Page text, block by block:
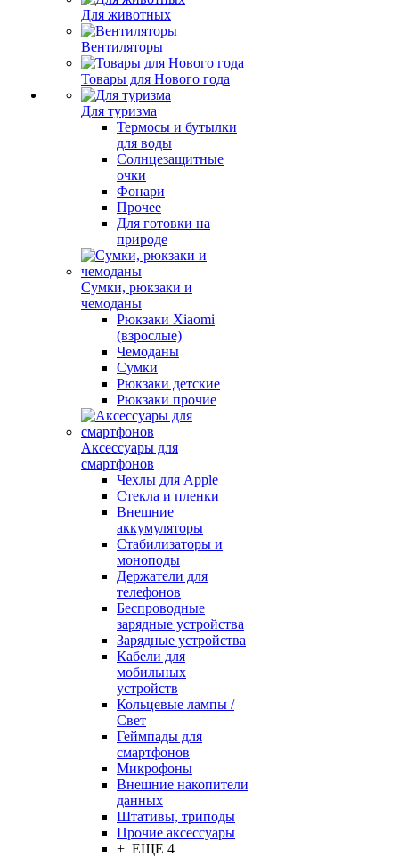
Для животных
Вентиляторы
Товары для Нового года
Для туризма
Термосы и бутылки
для воды
Солнцезащитные
очки
Фонари
Прочее
Для готовки на
природе
Сумки, рюкзаки и
чемоданы
Рюкзаки Xiaomi
(взрослые)
Чемоданы
Сумки
Рюкзаки детские
Рюкзаки прочие
Аксессуары для
смартфонов
Чехлы для Apple
Стекла и пленки
Внешние
аккумуляторы
Стабилизаторы и
моноподы
Держатели для
телефонов
Беспроводные
зарядные устройства
Зарядные устройства
Кабели для
мобильных
устройств
Кольцевые лампы /
Свет
Геймпады для
смартфонов
Микрофоны
Внешние накопители
данных
Штативы, триподы
Прочие аксессуары
+ ЕЩЕ 4